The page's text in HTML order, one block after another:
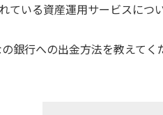
ている資産運用サービスにつ
銀行への出金方法を教えてく